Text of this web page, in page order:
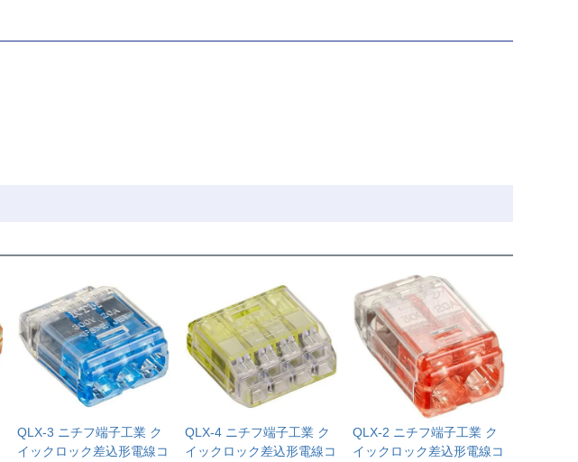
QLX-3 ニチフ端子工業 ク
イックロック差込形電線コ
QLX-4 ニチフ端子工業 ク
イックロック差込形電線コ
QLX-2 ニチフ端子工業 ク
イックロック差込形電線コ